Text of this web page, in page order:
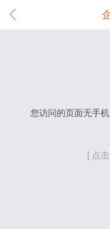
您访问的页面无手
[ 点